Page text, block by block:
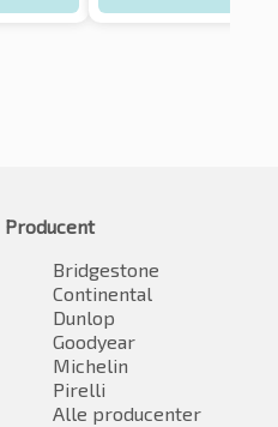
Producent
Bridgestone
Continental
Dunlop
Goodyear
Michelin
Pirelli
Alle producenter